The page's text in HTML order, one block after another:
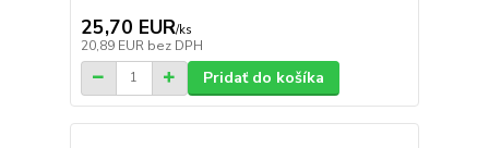
25,70 EUR/ks
20,89 EUR bez DPH
Pridať do košíka